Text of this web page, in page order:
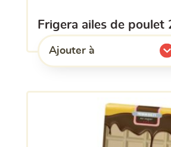
frigera ailes de poulet
Ajouter à
l'une de mes listes.